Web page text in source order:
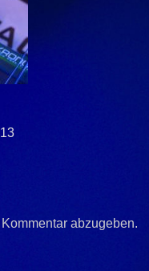
abzugeben.